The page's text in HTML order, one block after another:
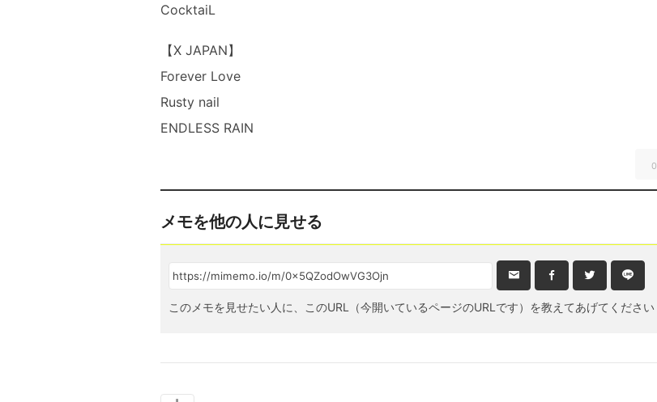
CocktaiL
【X JAPAN】
Forever Love
Rusty nail
ENDLESS RAIN
0
メモを他の人に見せる
このメモを見せたい人に、このURL（今開いているページのURLです）を教えてあげてください